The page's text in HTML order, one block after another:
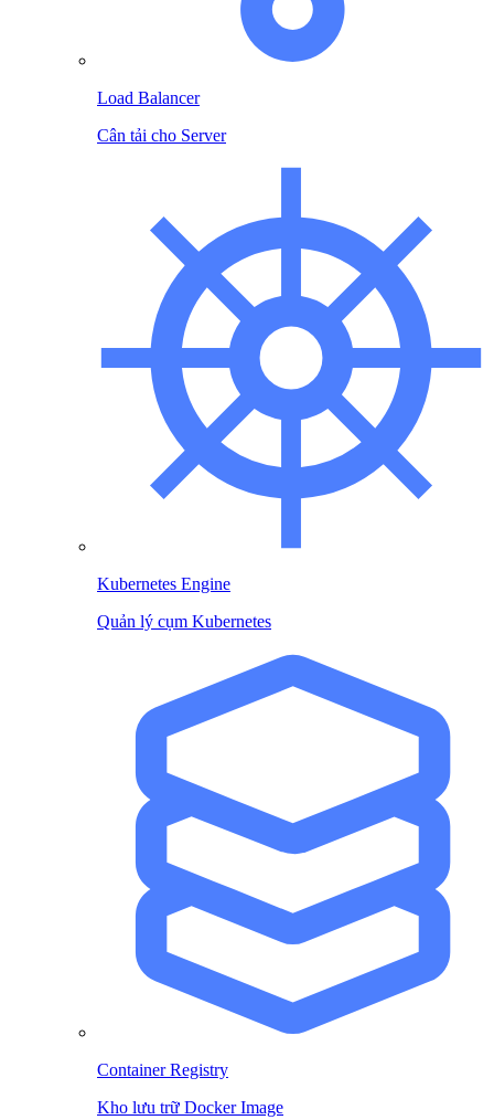
Load Balancer
Cân tải cho Server
Kubernetes Engine
Quản lý cụm Kubernetes
Container Registry
Kho lưu trữ Docker Image